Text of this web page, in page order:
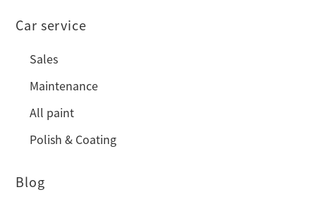
Car service
Sales
Maintenance
All paint
Polish & Coating
Blog